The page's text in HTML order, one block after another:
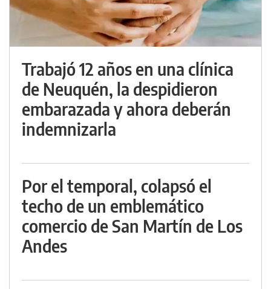
Trabajó 12 años en una clínica
de Neuquén, la despidieron
embarazada y ahora deberán
indemnizarla
Por el temporal, colapsó el
techo de un emblemático
comercio de San Martín de Los
Andes